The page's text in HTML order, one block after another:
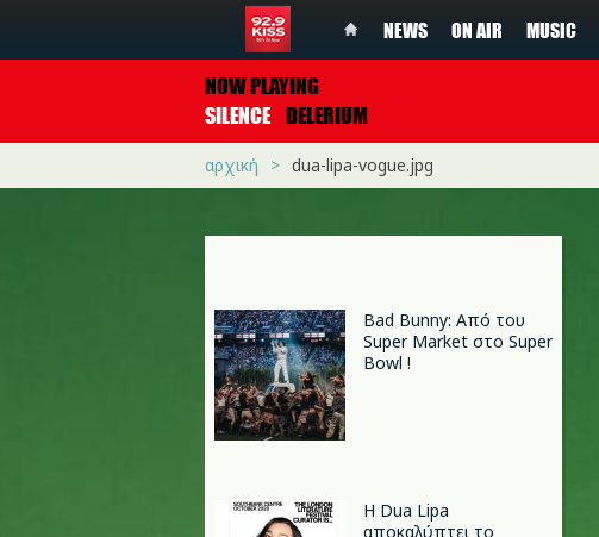
NEWS ON AIR MUSIC
NOW PLAYING
SILENCE DELERIUM
αρχική dua-lipa-vogue.jpg
Bad Bunny: Από του
Super Market στο Super
Bowl !
Η Dua Lipa
αποκαλύπτει το